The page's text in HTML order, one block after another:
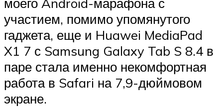
участием, помимо упомянутого
гаджета, еще и Huawei MediaPad
X1 7 с Samsung Galaxy Tab S 8.4 в
паре стала именно некомфортная
работа в Safari на 7,9-дюймовом
экране.